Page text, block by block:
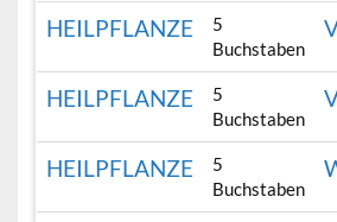
HEILPFLANZE
5
Buchstaben
HEILPFLANZE
5
Buchstaben
HEILPFLANZE
5
Buchstaben